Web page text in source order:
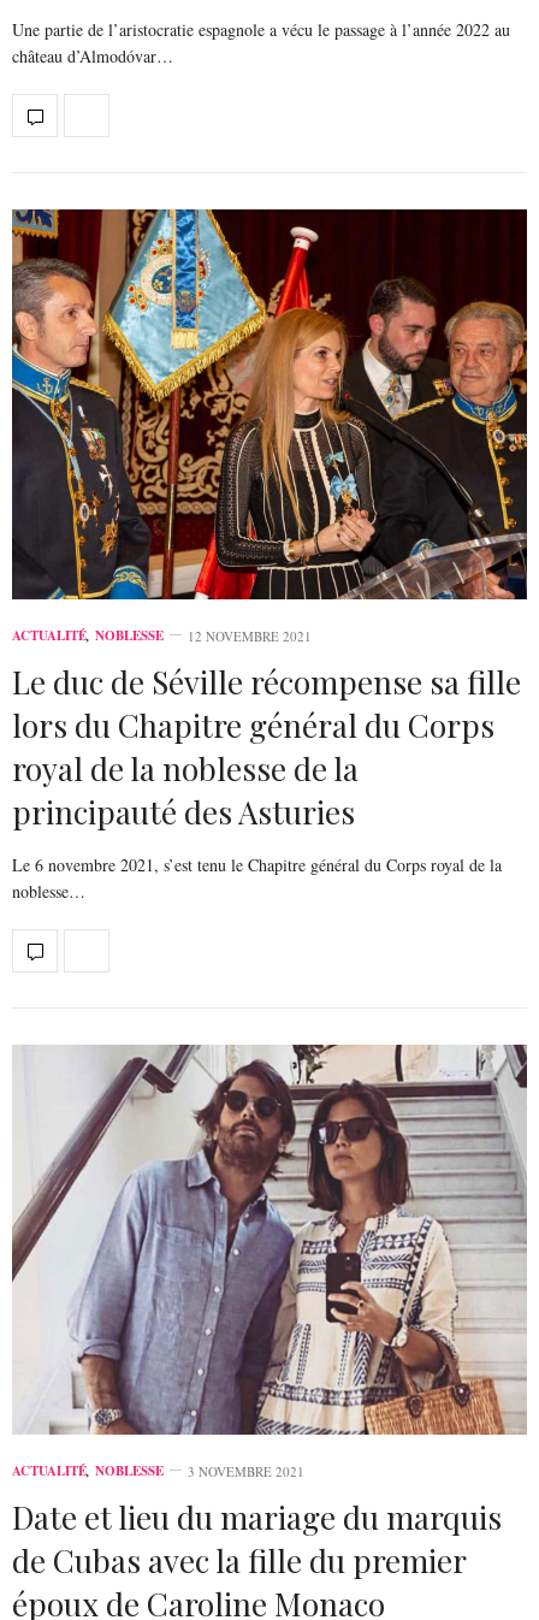
Une partie de l’aristocratie espagnole a vécu le passage à l’année 2022 au
château d’Almodóvar…
ACTUALITÉ, NOBLESSE 12 NOVEMBRE 2021
Le duc de Séville récompense sa fille
lors du Chapitre général du Corps
royal de la noblesse de la
principauté des Asturies
Le 6 novembre 2021, s’est tenu le Chapitre général du Corps royal de la
noblesse…
ACTUALITÉ, NOBLESSE 3 NOVEMBRE 2021
Date et lieu du mariage du marquis
de Cubas avec la fille du premier
époux de Caroline Monaco